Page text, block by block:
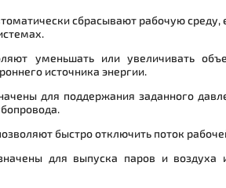
сбрасывают рабочую
уменьшать или увеличивать
источника энергии.
для поддержания заданного
быстро отключить поток
для выпуска паров и